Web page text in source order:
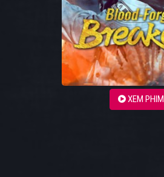
XEM PHIM